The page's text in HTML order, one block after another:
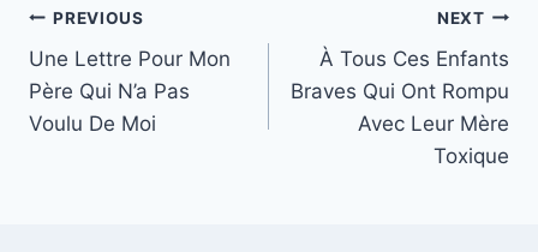
Post
navigation
PREVIOUS
Une Lettre Pour Mon
Père Qui N’a Pas
Voulu De Moi
NEXT
À Tous Ces Enfants
Braves Qui Ont Rompu
Avec Leur Mère
Toxique